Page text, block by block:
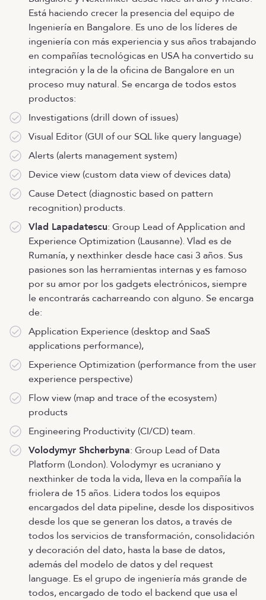
Está haciendo crecer la presencia del equipo de
Ingeniería en Bangalore. Es uno de los líderes de
ingeniería con más experiencia y sus años trabajando
en compañías tecnológicas en USA ha convertido su
integración y la de la oficina de Bangalore en un
proceso muy natural. Se encarga de todos estos
productos:
Investigations (drill down of issues)
Visual Editor (GUI of our SQL like query language)
Alerts (alerts management system)
Device view (custom data view of devices data)
Cause Detect (diagnostic based on pattern
recognition) products.
Vlad Lapadatescu: Group Lead of Application and
Experience Optimization (Lausanne). Vlad es de
Rumanía, y nexthinker desde hace casi 3 años. Sus
pasiones son las herramientas internas y es famoso
por su amor por los gadgets electrónicos, siempre
le encontrarás cacharreando con alguno. Se encarga
de:
Application Experience (desktop and SaaS
applications performance),
Experience Optimization (performance from the user
experience perspective)
Flow view (map and trace of the ecosystem)
products
Engineering Productivity (CI/CD) team.
Volodymyr Shcherbyna: Group Lead of Data
Platform (London). Volodymyr es ucraniano y
nexthinker de toda la vida, lleva en la compañía la
friolera de 15 años. Lidera todos los equipos
encargados del data pipeline, desde los dispositivos
desde los que se generan los datos, a través de
todos los servicios de transformación, consolidación
y decoración del dato, hasta la base de datos,
además del modelo de datos y del request
language. Es el grupo de ingeniería más grande de
todos, encargado de todo el backend que usa el